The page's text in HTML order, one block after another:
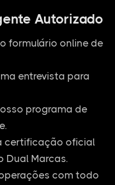
Autorizado
formulário online de
entrevista para
programa de
certificação oficial
Dual Marcas.
com todo